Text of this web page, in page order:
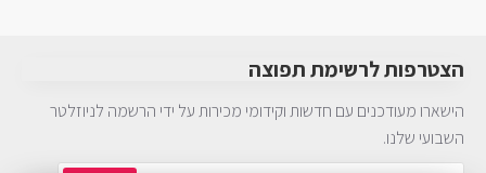
הצטרפות לרשימת תפוצה
הישארו מעודכנים עם חדשות וקידומי מכירות על ידי הרשמה לניוזלטר
השבועי שלנו.